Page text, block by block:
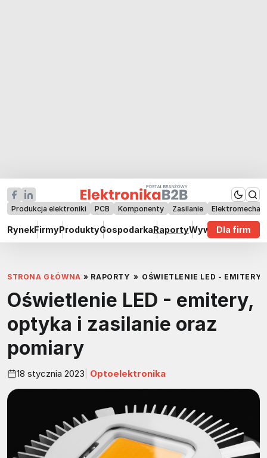
Produkcja elektroniki PCB Komponenty Zasilanie
RynekFirmyProduktyGospodarkaRaportyWywiadyDla firm
STRONA GŁÓWNA » RAPORTY » OŚWIETLENIE LED -
Oświetlenie LED - emitery,
optyka i zasilanie oraz
pomiary
18 stycznia 2023 Optoelektronika